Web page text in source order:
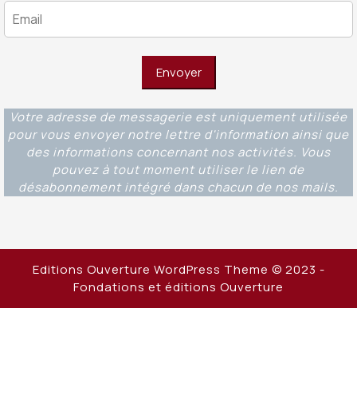
Votre adresse de messagerie est uniquement utilisée
pour vous envoyer notre lettre d'information ainsi que
des informations concernant nos activités. Vous
pouvez à tout moment utiliser le lien de
désabonnement intégré dans chacun de nos mails.
Editions Ouverture WordPress Theme © 2023 -
Fondations et éditions Ouverture